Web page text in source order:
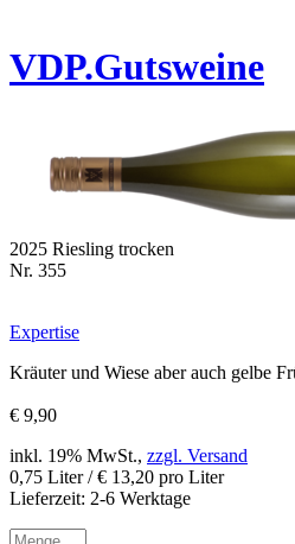
VDP.Gutsweine
2025 Riesling trocken
Nr. 355
Expertise
Kräuter und Wiese aber auch gelbe
€ 9,90
inkl. 19% MwSt., zzgl. Versand
0,75 Liter / € 13,20 pro Liter
Lieferzeit: 2-6 Werktage